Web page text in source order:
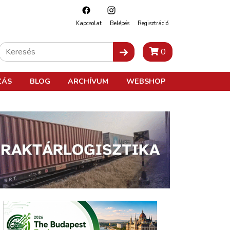
Kapcsolat Belépés Regisztráció
0
BLOG ARCHÍVUM WEBSHOP